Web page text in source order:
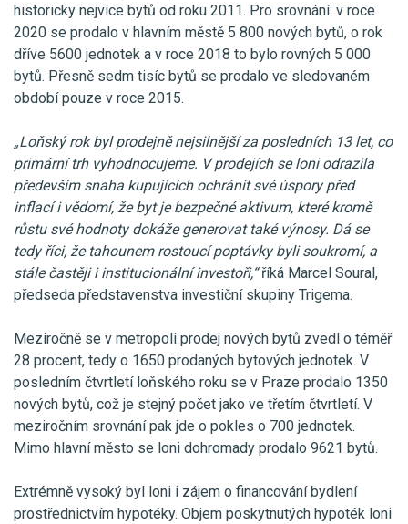
historicky nejvíce bytů od roku 2011. Pro srovnání: v roce
2020 se prodalo v hlavním městě 5 800 nových bytů, o rok
dříve 5600 jednotek a v roce 2018 to bylo rovných 5 000
bytů. Přesně sedm tisíc bytů se prodalo ve sledovaném
období pouze v roce 2015.
„Loňský rok byl prodejně nejsilnější za posledních 13 let, co
primární trh vyhodnocujeme. V prodejích se loni odrazila
především snaha kupujících ochránit své úspory před
inflací i vědomí, že byt je bezpečné aktivum, které kromě
růstu své hodnoty dokáže generovat také výnosy. Dá se
tedy říci, že tahounem rostoucí poptávky byli soukromí, a
stále častěji i institucionální investoři,“říká Marcel Soural,
předseda představenstva investiční skupiny Trigema.
Meziročně se v metropoli prodej nových bytů zvedl o téměř
28 procent, tedy o 1650 prodaných bytových jednotek. V
posledním čtvrtletí loňského roku se v Praze prodalo 1350
nových bytů, což je stejný počet jako ve třetím čtvrtletí. V
meziročním srovnání pak jde o pokles o 700 jednotek.
Mimo hlavní město se loni dohromady prodalo 9621 bytů.
Extrémně vysoký byl loni i zájem o financování bydlení
prostřednictvím hypotéky. Objem poskytnutých hypoték loni